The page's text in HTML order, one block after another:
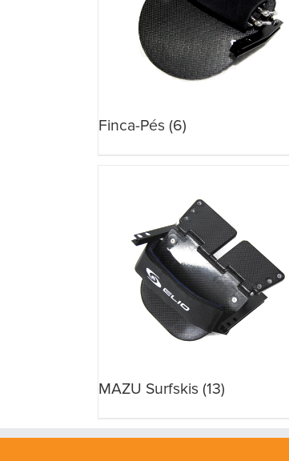
Finca-Pés (6)
MAZU Surfskis (13)